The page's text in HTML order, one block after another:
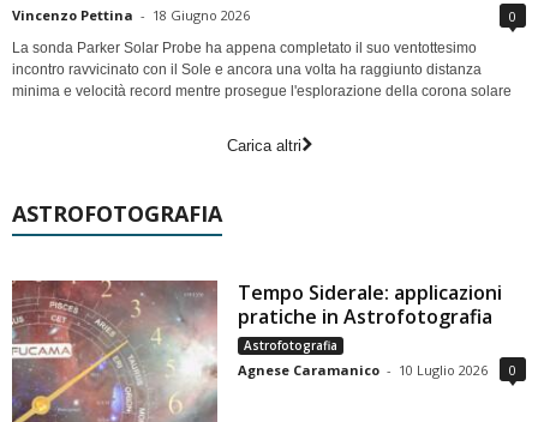
Vincenzo Pettina - 18 Giugno 2026 0
La sonda Parker Solar Probe ha appena completato il suo ventottesimo
incontro ravvicinato con il Sole e ancora una volta ha raggiunto distanza
minima e velocità record mentre prosegue l'esplorazione della corona solare
Carica altri
ASTROFOTOGRAFIA
Tempo Siderale: applicazioni
pratiche in Astrofotografia
Astrofotografia
Agnese Caramanico - 10 Luglio 2026 0